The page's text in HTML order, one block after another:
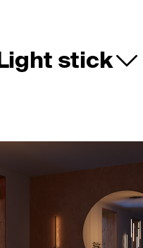
stick